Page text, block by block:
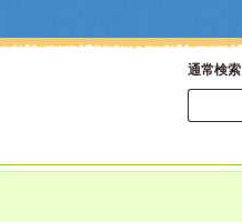
通常検索